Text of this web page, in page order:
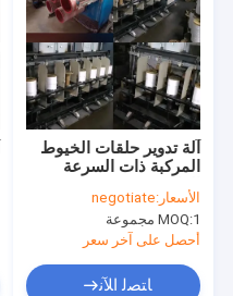
آلة تدوير حلقات الخيوط
المركبة ذات السرعة
العالية
الأسعار:negotiate
MOQ:1 مجموعة
أحصل على آخر سعر
ﺎﺘﺼﻟ ﺍﻶﻧ